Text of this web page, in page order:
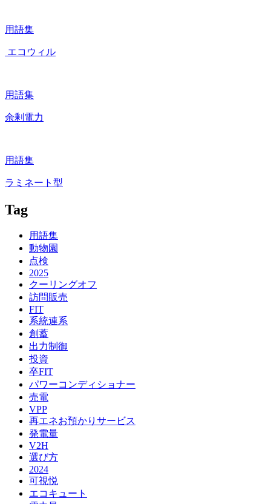
用語集
エコウィル
用語集
余剰電力
用語集
ラミネート型
Tag
用語集
動物園
点検
2025
クーリングオフ
訪問販売
FIT
系統連系
創蓄
出力制御
投資
卒FIT
パワーコンディショナー
売電
VPP
再エネお預かりサービス
発電量
V2H
選び方
2024
可視悦
エコキュート